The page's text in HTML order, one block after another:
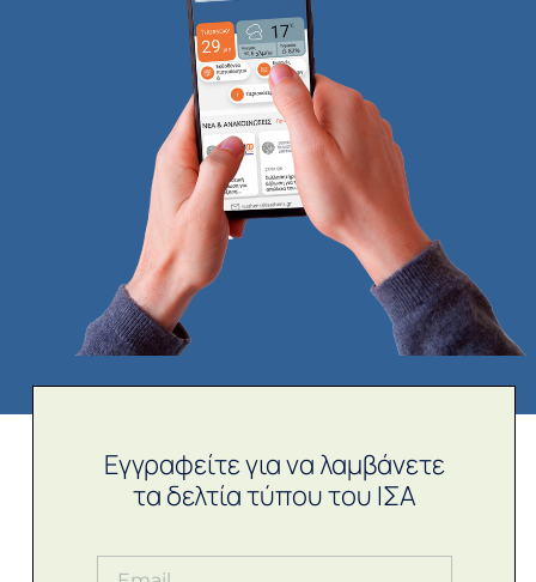
Εγγραφείτε για να λαμβάνετε
τα δελτία τύπου του ΙΣΑ